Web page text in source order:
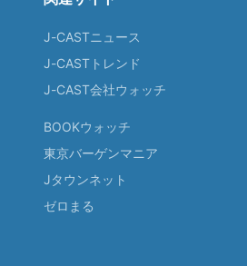
J-CASTニュース
J-CASTトレンド
J-CAST会社ウォッチ
BOOKウォッチ
東京バーゲンマニア
Jタウンネット
ゼロまる